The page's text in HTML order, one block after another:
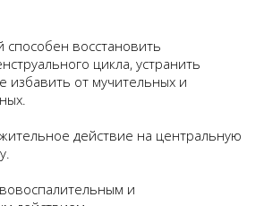
восстановить
цикла, устранить
избавить от мучительных и
действие на центральную
и